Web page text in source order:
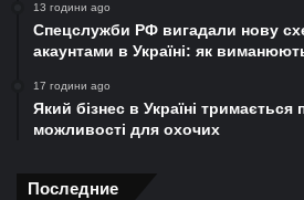
13 години ago
Спецслужби РФ вигадали нову
акаунтами в Україні: як
17 години ago
Який бізнес в Україні тримається
можливості для охочих
Последние